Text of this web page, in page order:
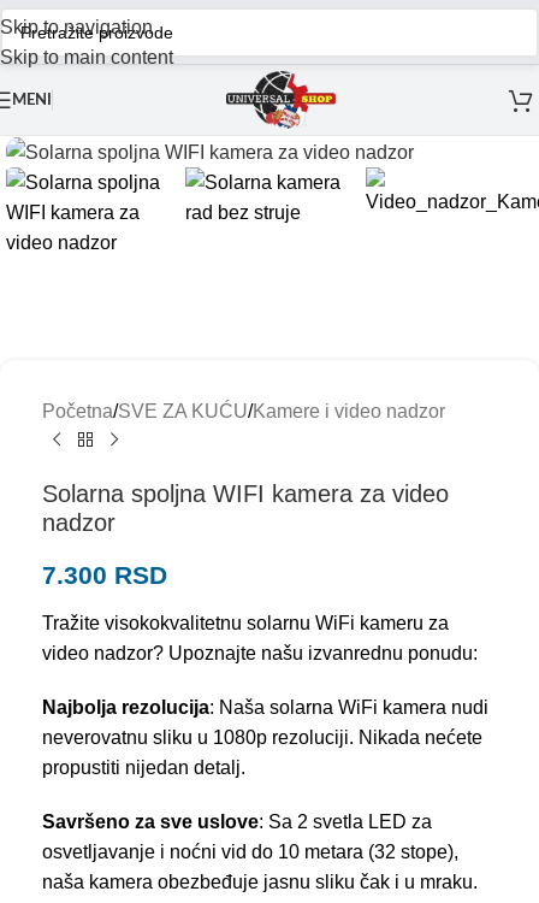
Skip to navigation
Skip to main content
MENI
Početna/SVE ZA KUĆU/Kamere i video nadzor
Solarna spoljna WIFI kamera za video
nadzor
7.300 RSD
Tražite visokokvalitetnu solarnu WiFi kameru za
video nadzor? Upoznajte našu izvanrednu ponudu:
Najbolja rezolucija: Naša solarna WiFi kamera nudi
neverovatnu sliku u 1080p rezoluciji. Nikada nećete
propustiti nijedan detalj.
Savršeno za sve uslove: Sa 2 svetla LED za
osvetljavanje i noćni vid do 10 metara (32 stope),
naša kamera obezbeđuje jasnu sliku čak i u mraku.